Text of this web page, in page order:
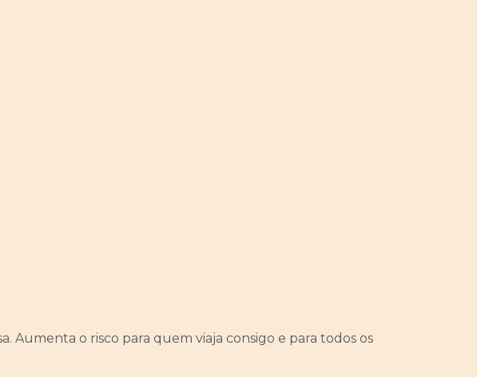
Aumenta o risco para quem viaja consigo e para todos os